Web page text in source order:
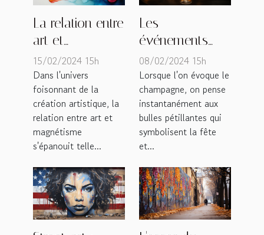
La relation entre
art et
magnétisme :
une approche
créative
15/02/2024 15h
Dans l'univers
foisonnant de la
création artistique, la
relation entre art et
magnétisme
s'épanouit telle...
Les
événements
culturels autour
du champagne
à travers le
monde
08/02/2024 15h
Lorsque l'on évoque le
champagne, on pense
instantanément aux
bulles pétillantes qui
symbolisent la fête
et...